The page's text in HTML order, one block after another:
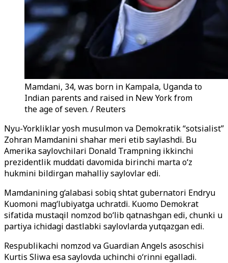
Mamdani, 34, was born in Kampala, Uganda to
Indian parents and raised in New York from
the age of seven. / Reuters
Nyu-Yorkliklar yosh musulmon va Demokratik “sotsialist”
Zohran Mamdanini shahar meri etib saylashdi. Bu
Amerika saylovchilari Donald Trampning ikkinchi
prezidentlik muddati davomida birinchi marta o‘z
hukmini bildirgan mahalliy saylovlar edi.
Mamdanining g‘alabasi sobiq shtat gubernatori Endryu
Kuomoni mag‘lubiyatga uchratdi. Kuomo Demokrat
sifatida mustaqil nomzod bo‘lib qatnashgan edi, chunki u
partiya ichidagi dastlabki saylovlarda yutqazgan edi.
Respublikachi nomzod va Guardian Angels asoschisi
Kurtis Sliwa esa saylovda uchinchi o‘rinni egalladi.